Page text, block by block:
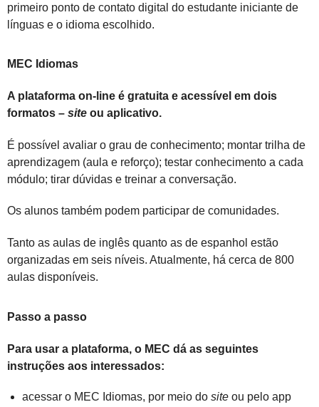
primeiro ponto de contato digital do estudante iniciante de
línguas e o idioma escolhido.
MEC Idiomas
A plataforma on-line é gratuita e acessível em dois
formatos – site ou aplicativo.
É possível avaliar o grau de conhecimento; montar trilha de
aprendizagem (aula e reforço); testar conhecimento a cada
módulo; tirar dúvidas e treinar a conversação.
Os alunos também podem participar de comunidades.
Tanto as aulas de inglês quanto as de espanhol estão
organizadas em seis níveis. Atualmente, há cerca de 800
aulas disponíveis.
Passo a passo
Para usar a plataforma, o MEC dá as seguintes
instruções aos interessados:
acessar o MEC Idiomas, por meio do siteou pelo app